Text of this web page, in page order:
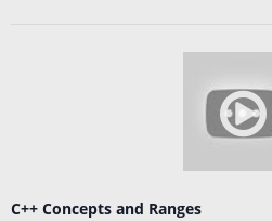
C++ Concepts and Ranges